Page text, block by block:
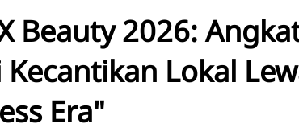
Beauty 2026:
Lokal
Era"